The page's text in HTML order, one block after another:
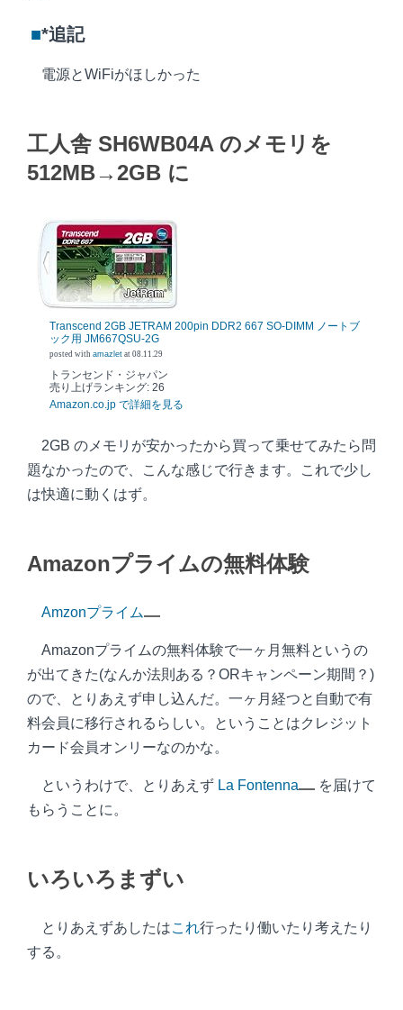
■*追記
電源とWiFiがほしかった
工人舎 SH6WB04A のメモリを
512MB→2GB に
Transcend 2GB JETRAM 200pin DDR2 667 SO-DIMM ノートブ
ック用 JM667QSU-2G
posted with amazlet at 08.11.29
トランセンド・ジャパン
売り上げランキング: 26
Amazon.co.jp で詳細を見る
2GB のメモリが安かったから買って乗せてみたら問
題なかったので、こんな感じで行きます。これで少し
は快適に動くはず。
Amazonプライムの無料体験
Amzonプライム
Amazonプライムの無料体験で一ヶ月無料というの
が出てきた(なんか法則ある？ORキャンペーン期間？)
ので、とりあえず申し込んだ。一ヶ月経つと自動で有
料会員に移行されるらしい。ということはクレジット
カード会員オンリーなのかな。
というわけで、とりあえず La Fontenna
を届けて
もらうことに。
いろいろまずい
とりあえずあしたはこれ行ったり働いたり考えたり
する。